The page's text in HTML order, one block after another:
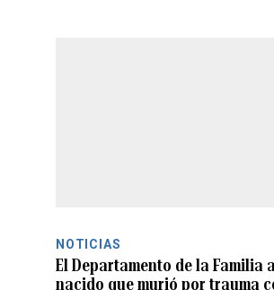
NOTICIAS
El Departamento de la Familia
nacido que murió por trauma